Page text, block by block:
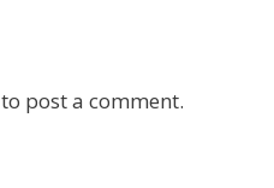
to post a comment.